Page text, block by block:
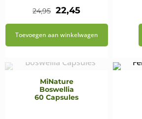
24,95 Oorspronkelijke
prijs
22,45Huidige
prijs
is:
Toevoegen aan winkelwagen
MiNature
Boswellia
60 Capsules